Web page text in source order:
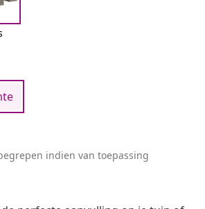
indien van toepassing